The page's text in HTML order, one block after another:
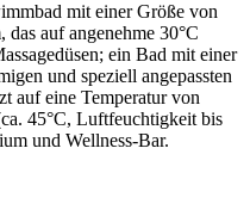
mit einer Größe von
auf angenehme 30°C
ein Bad mit einer
und speziell angepassten
auf eine Temperatur von
45°C, Luftfeuchtigkeit bis
und Wellness-Bar.